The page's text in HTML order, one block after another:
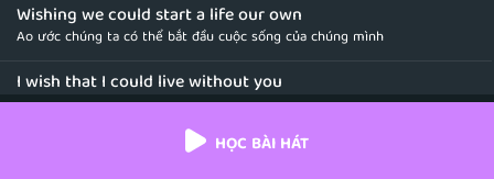
Wishing we could start a life our own
Ao ước chúng ta có thể bắt đầu cuộc sống của chúng mình
I wish that I could live without you
Em ước rằng mình có thể sống mà không có anh
Why did you tear my heart apartHỌC BÀI HÁT